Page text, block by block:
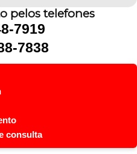
pelos telefones
7919
7838